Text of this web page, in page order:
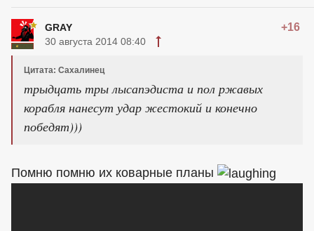
GRAY +16
30 августа 2014 08:40
Цитата: Сахалинец
трыдцать тры лысапэдиста и пол ржавых
корабля нанесут удар жестокий и конечно
победят)))
Помню помню их коварные планы